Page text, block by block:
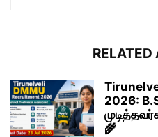
RELATED
2026:
🌾